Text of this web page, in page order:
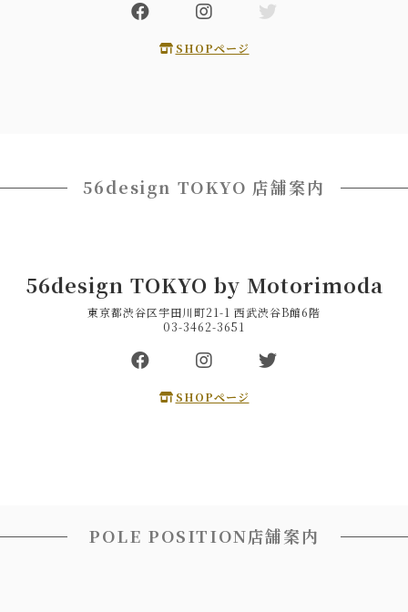
SHOPページ
56design TOKYO 店舗案内
56design TOKYO by Motorimoda
東京都渋谷区宇田川町21-1 西武渋谷B館6階
03-3462-3651
SHOPページ
POLE POSITION店舗案内